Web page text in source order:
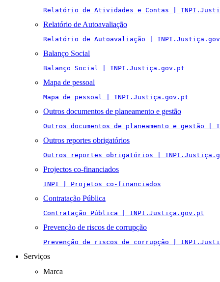
Relatório de Atividades e Contas |
Relatório de Autoavaliação
Relatório de Autoavaliação |
Balanço Social
Balanço Social | INPI.Justiça.gov.pt
Mapa de pessoal
Mapa de pessoal | INPI.Justiça.gov.pt
Outros documentos de planeamento e gestão
Outros documentos de planeamento e gestão
Outros reportes obrigatórios
Outros reportes obrigatórios |
Projectos co-financiados
INPI | Projetos co-financiados
Contratação Pública
Contratação Pública | INPI.Justiça.gov.pt
Prevenção de riscos de corrupção
Prevenção de riscos de corrupção |
Serviços
Marca